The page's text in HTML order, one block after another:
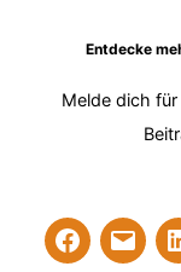
Entdecke
Melde dich